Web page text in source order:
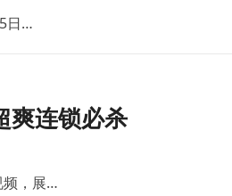
日…
爽连锁必杀
频，展…